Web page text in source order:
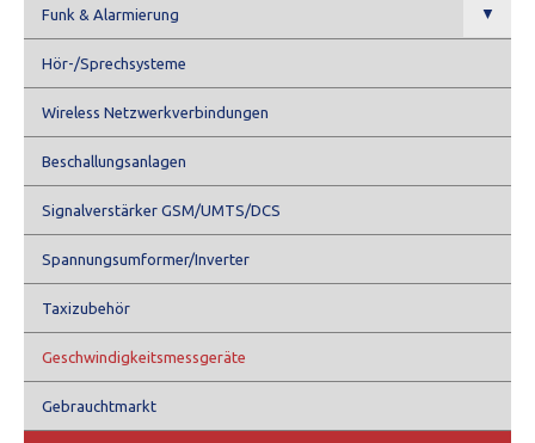
Funk & Alarmierung ▼
Hör-/Sprechsysteme
Wireless Netzwerkverbindungen
Beschallungsanlagen
Signalverstärker GSM/UMTS/DCS
Spannungsumformer/Inverter
Taxizubehör
Geschwindigkeitsmessgeräte
Gebrauchtmarkt